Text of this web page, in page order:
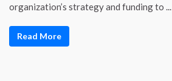
organization’s strategy and funding to ...
Read More